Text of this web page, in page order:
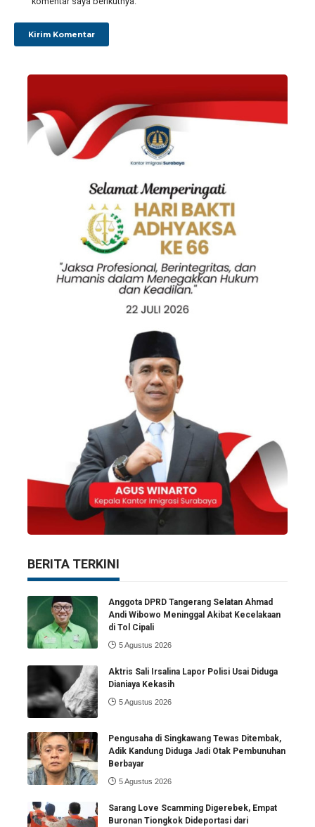
BERITA TERKINI
Anggota DPRD Tangerang Selatan Ahmad
Andi Wibowo Meninggal Akibat Kecelakaan
di Tol Cipali
5 Agustus 2026
Aktris Sali Irsalina Lapor Polisi Usai Diduga
Dianiaya Kekasih
5 Agustus 2026
Pengusaha di Singkawang Tewas Ditembak,
Adik Kandung Diduga Jadi Otak Pembunuhan
Berbayar
5 Agustus 2026
Sarang Love Scamming Digerebek, Empat
Buronan Tiongkok Dideportasi dari